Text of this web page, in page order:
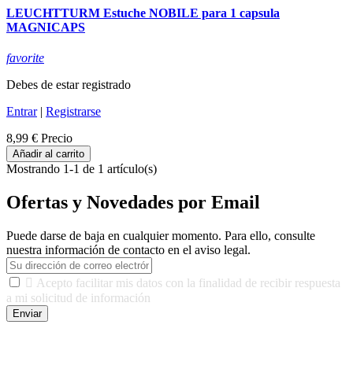
LEUCHTTURM Estuche NOBILE para 1 capsula
MAGNICAPS
favorite
Debes de estar registrado
Entrar| Registrarse
8,99 € Precio
Añadir al carrito
Mostrando 1-1 de 1 artículo(s)
Ofertas y Novedades por Email
Puede darse de baja en cualquier momento. Para ello, consulte
nuestra información de contacto en el aviso legal.
 Acepto facilitar mis datos con la finalidad de recibir respuesta
a mi solicitud de información
Enviar